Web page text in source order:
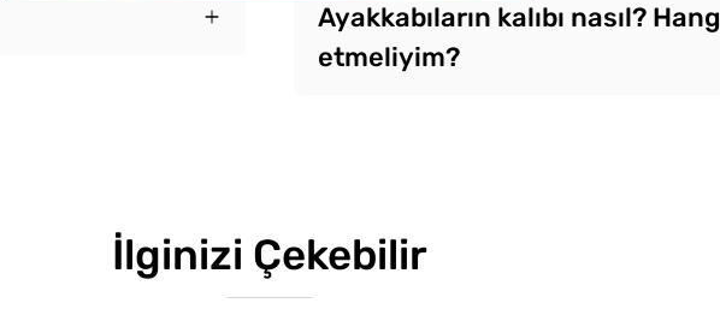
Ayakkabıların kalıbı nasıl?
etmeliyim?
İlginizi Çekebilir